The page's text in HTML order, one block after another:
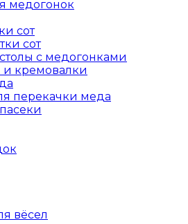
медогонок
сот
сот
с медогонками
и кремовалки
перекачки меда
вёсел